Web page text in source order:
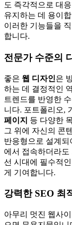
도 즉각적으로 대
유지하는 데 용이
이러한 기능들을
합니다.
전문가 수준의
좋은 웹 디자인은
하는 데 결정적인
트렌드를 반영한
니다. 포트폴리오,
페이지 등 다양한
그 위에 자신의 콘
반응형으로 설계되
에서 접속하더라
선 시대에 필수적
게 기여합니다.
강력한 SEO 최
아무리 멋진 웹사